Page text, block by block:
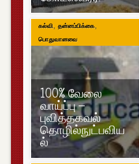
கல்வி, தன்னம்பிக்கை,
பொதுவானவை
100% வேலை
வாய்ப்பு –
புவித்தகவல்
தொழில்நுட்பவிய
ல்